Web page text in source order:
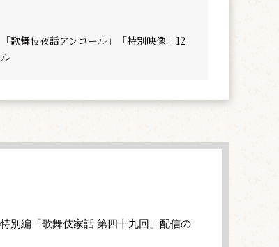
歌舞伎夜話アンコール」「特別映像」12
別編「歌舞伎家話 第四十九回」配信の